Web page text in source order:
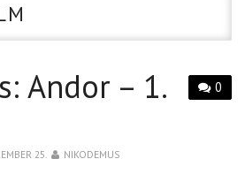
0
Andor – 1.
25. NIKODEMUS